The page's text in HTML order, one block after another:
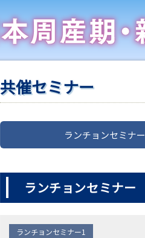
共催セミナー
ランチョンセミナー
ランチョンセミナー
ランチョンセミナー1